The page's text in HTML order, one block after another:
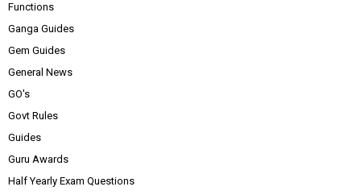
Functions
Ganga Guides
Gem Guides
General News
GO's
Govt Rules
Guides
Guru Awards
Half Yearly Exam Questions